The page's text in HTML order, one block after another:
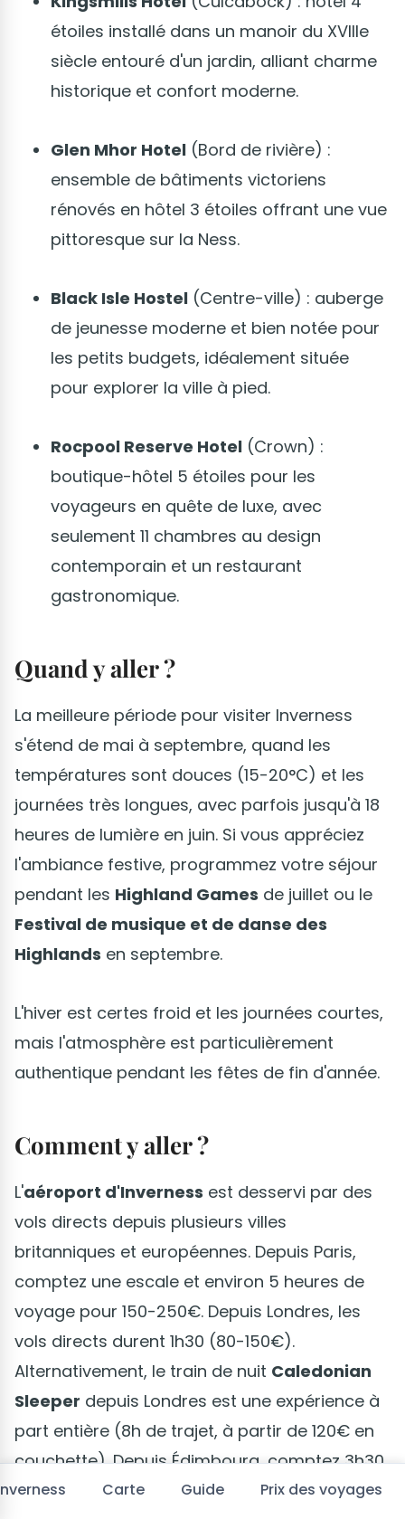
Carte Guide Prix des voyages
étoiles installé dans un manoir du XVIIIe
siècle entouré d'un jardin, alliant charme
historique et confort moderne.
Glen Mhor Hotel (Bord de rivière) :
ensemble de bâtiments victoriens
rénovés en hôtel 3 étoiles offrant une vue
pittoresque sur la Ness.
Black Isle Hostel (Centre-ville) : auberge
de jeunesse moderne et bien notée pour
les petits budgets, idéalement située
pour explorer la ville à pied.
Rocpool Reserve Hotel (Crown) :
boutique-hôtel 5 étoiles pour les
voyageurs en quête de luxe, avec
seulement 11 chambres au design
contemporain et un restaurant
gastronomique.
Quand y aller ?
La meilleure période pour visiter Inverness
s'étend de mai à septembre, quand les
températures sont douces (15-20°C) et les
journées très longues, avec parfois jusqu'à 18
heures de lumière en juin. Si vous appréciez
l'ambiance festive, programmez votre séjour
pendant les Highland Games de juillet ou le
Festival de musique et de danse des
Highlands en septembre.
L'hiver est certes froid et les journées courtes,
mais l'atmosphère est particulièrement
authentique pendant les fêtes de fin d'année.
Comment y aller ?
L'aéroport d'Inverness est desservi par des
vols directs depuis plusieurs villes
britanniques et européennes. Depuis Paris,
comptez une escale et environ 5 heures de
voyage pour 150-250€. Depuis Londres, les
vols directs durent 1h30 (80-150€).
Alternativement, le train de nuit Caledonian
Sleeper depuis Londres est une expérience à
part entière (8h de trajet, à partir de 120€ en
couchette). Depuis Édimbourg, comptez 3h30
en train (environ 40€) ou 3h en voiture par